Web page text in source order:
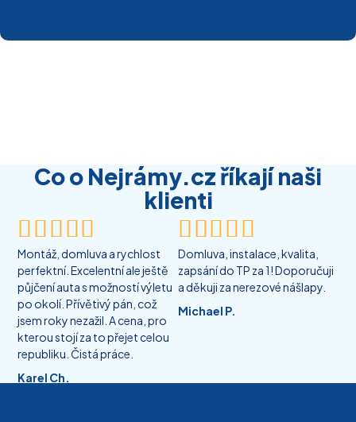
Co o Nejrámy.cz říkají naši
klienti

Montáž, domluva a rychlost
perfektní. Excelentní ale ještě
půjčení auta s možností výletu
po okolí. Přívětivý pán, což
jsem roky nezažil. A cena, pro
kterou stojí za to přejet celou
republiku. Čistá práce.
Karel Ch.

Domluva, instalace, kvalita,
zapsání do TP za 1! Doporučuji
a děkuji za nerezové nášlapy.
Michael P.